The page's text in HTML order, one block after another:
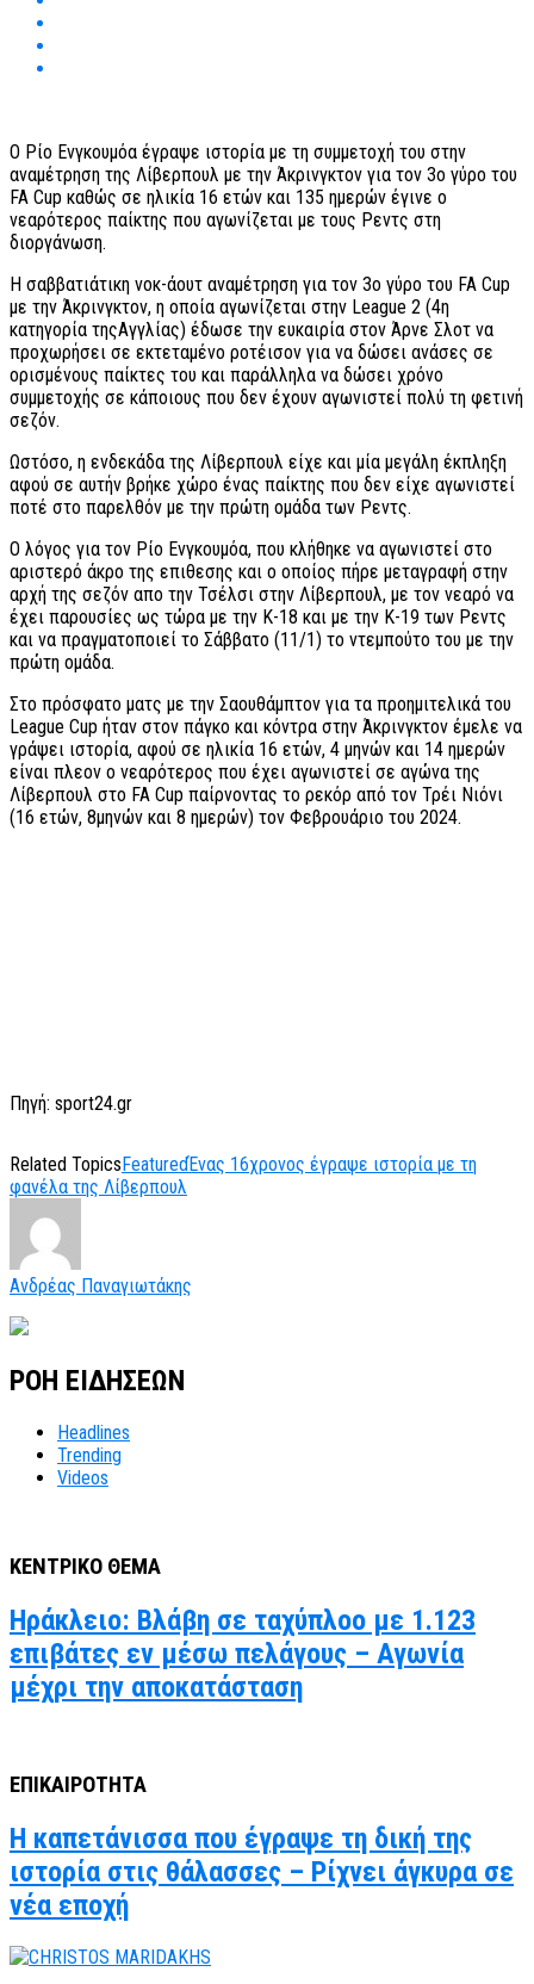
Ο Ρίο Ενγκουμόα έγραψε ιστορία με τη συμμετοχή του στην
αναμέτρηση της Λίβερπουλ με την Άκρινγκτον για τον 3ο γύρο του
FA Cup καθώς σε ηλικία 16 ετών και 135 ημερών έγινε ο
νεαρότερος παίκτης που αγωνίζεται με τους Ρεντς στη
διοργάνωση.
Η σαββατιάτικη νοκ-άουτ αναμέτρηση για τον 3ο γύρο του FA Cup
με την Άκρινγκτον, η οποία αγωνίζεται στην League 2 (4η
κατηγορία τηςΑγγλίας) έδωσε την ευκαιρία στον Άρνε Σλοτ να
προχωρήσει σε εκτεταμένο ροτέισον για να δώσει ανάσες σε
ορισμένους παίκτες του και παράλληλα να δώσει χρόνο
συμμετοχής σε κάποιους που δεν έχουν αγωνιστεί πολύ τη φετινή
σεζόν.
Ωστόσο, η ενδεκάδα της Λίβερπουλ είχε και μία μεγάλη έκπληξη
αφού σε αυτήν βρήκε χώρο ένας παίκτης που δεν είχε αγωνιστεί
ποτέ στο παρελθόν με την πρώτη ομάδα των Ρεντς.
Ο λόγος για τον Ρίο Ενγκουμόα, που κλήθηκε να αγωνιστεί στο
αριστερό άκρο της επιθεσης και ο οποίος πήρε μεταγραφή στην
αρχή της σεζόν απο την Τσέλσι στην Λίβερπουλ, με τον νεαρό να
έχει παρουσίες ως τώρα με την Κ-18 και με την Κ-19 των Ρεντς
και να πραγματοποιεί το Σάββατο (11/1) το ντεμπούτο του με την
πρώτη ομάδα.
Στο πρόσφατο ματς με την Σαουθάμπτον για τα προημιτελικά του
League Cup ήταν στον πάγκο και κόντρα στην Άκρινγκτον έμελε να
γράψει ιστορία, αφού σε ηλικία 16 ετών, 4 μηνών και 14 ημερών
είναι πλεον ο νεαρότερος που έχει αγωνιστεί σε αγώνα της
Λίβερπουλ στο FA Cup παίρνοντας το ρεκόρ από τον Τρέι Νιόνι
(16 ετών, 8μηνών και 8 ημερών) τον Φεβρουάριο του 2024.
Πηγή: sport24.gr
Related Topics FeaturedΈνας 16χρονος έγραψε ιστορία με τη
φανέλα της Λίβερπουλ
Ανδρέας Παναγιωτάκης
ΡΟΗ ΕΙΔΗΣΕΩΝ
Headlines
Trending
Videos
ΚΕΝΤΡΙΚΟ ΘΕΜΑ
Ηράκλειο: Βλάβη σε ταχύπλοο με 1.123
επιβάτες εν μέσω πελάγους – Αγωνία
μέχρι την αποκατάσταση
ΕΠΙΚΑΙΡΟΤΗΤΑ
Η καπετάνισσα που έγραψε τη δική της
ιστορία στις θάλασσες – Ρίχνει άγκυρα σε
νέα εποχή